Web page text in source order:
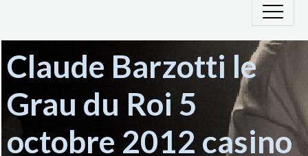
Claude Barzotti le
Grau du Roi 5
octobre 2012 casino